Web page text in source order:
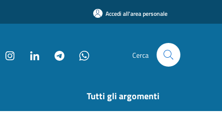
Accedi all'area personale
Cerca
Tutti gli argomenti